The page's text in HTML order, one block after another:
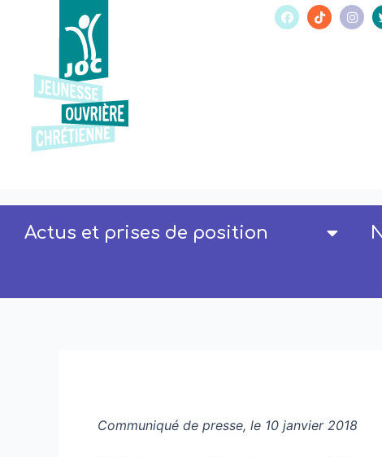
Actus et prises de position
Communiqué de presse, le 10 janvier 2018